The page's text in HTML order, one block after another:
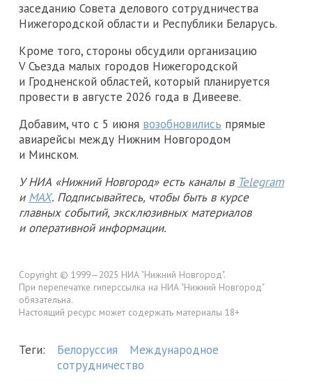
заседанию Совета делового сотрудничества
Нижегородской области и Республики Беларусь.
Кроме того, стороны обсудили организацию
V Съезда малых городов Нижегородской
и Гродненской областей, который планируется
провести в августе 2026 года в Дивееве.
Добавим, что с 5 июня возобновились прямые
авиарейсы между Нижним Новгородом
и Минском.
У НИА «Нижний Новгород» есть каналы в Telegram
и MAX. Подписывайтесь, чтобы быть в курсе
главных событий, эксклюзивных материалов
и оперативной информации.
Copyright © 1999—2025 НИА "Нижний Новгород".
При перепечатке гиперссылка на НИА "Нижний Новгород"
обязательна.
Настоящий ресурс может содержать материалы 18+
Теги: Белоруссия
Международное
сотрудничество